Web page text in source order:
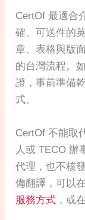
CertOf 最適合
確、可送件的
章、表格與版
的台灣流程。
證，事前準備
式。
CertOf 不能取
人或 TECO 辦
代理，也不核
備翻譯，可以
服務方式 ，或